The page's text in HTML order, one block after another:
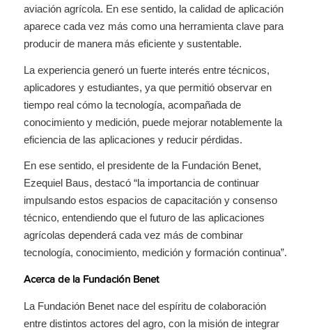
aviación agrícola. En ese sentido, la calidad de aplicación
aparece cada vez más como una herramienta clave para
producir de manera más eficiente y sustentable.
La experiencia generó un fuerte interés entre técnicos,
aplicadores y estudiantes, ya que permitió observar en
tiempo real cómo la tecnología, acompañada de
conocimiento y medición, puede mejorar notablemente la
eficiencia de las aplicaciones y reducir pérdidas.
En ese sentido, el presidente de la Fundación Benet,
Ezequiel Baus, destacó “la importancia de continuar
impulsando estos espacios de capacitación y consenso
técnico, entendiendo que el futuro de las aplicaciones
agrícolas dependerá cada vez más de combinar
tecnología, conocimiento, medición y formación continua”.
Acerca de la Fundación Benet
La Fundación Benet nace del espíritu de colaboración
entre distintos actores del agro, con la misión de integrar